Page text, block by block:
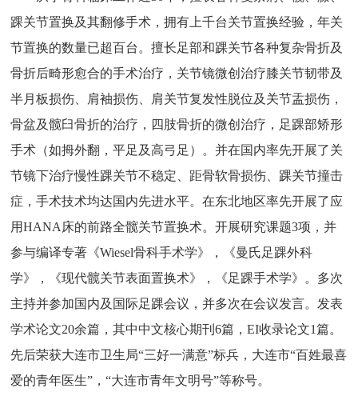
踝关节置换及其翻修手术，拥有上千台关节置换经验，年关
节置换的数量已超百台。擅长足部和踝关节各种复杂骨折及
骨折后畸形愈合的手术治疗，关节镜微创治疗膝关节韧带及
半月板损伤、肩袖损伤、肩关节复发性脱位及关节盂损伤，
骨盆及髋臼骨折的治疗，四肢骨折的微创治疗，足踝部矫形
手术（如拇外翻，平足及高弓足）。并在国内率先开展了关
节镜下治疗慢性踝关节不稳定、距骨软骨损伤、踝关节撞击
症，手术技术均达国内先进水平。在东北地区率先开展了应
用HANA床的前路全髋关节置换术。开展研究课题3项，并
参与编译专著《Wiesel骨科手术学》，《曼氏足踝外科
学》，《现代髋关节表面置换术》，《足踝手术学》。多次
主持并参加国内及国际足踝会议，并多次在会议发言。发表
学术论文20余篇，其中中文核心期刊6篇，EI收录论文1篇。
先后荣获大连市卫生局“三好一满意”标兵，大连市“百姓最喜
爱的青年医生”，“大连市青年文明号”等称号。